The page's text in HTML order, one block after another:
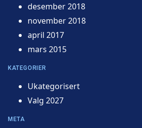
desember 2018
november 2018
april 2017
mars 2015
KATEGORIER
Ukategorisert
Valg 2027
META